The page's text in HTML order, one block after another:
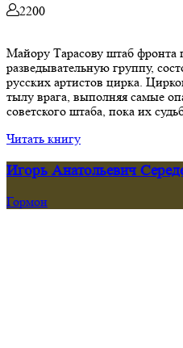
2200
Майору Тарасову штаб фронта
разведывательную группу,
русских артистов цирка.
тылу врага, выполняя самые
советского штаба, пока их
Читать книгу
Игорь Анатольевич
Гормон